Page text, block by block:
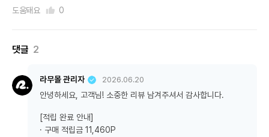
도움돼요 0
댓글 2
라무몰 관리자 2026.06.20
안녕하세요, 고객님! 소중한 리뷰 남겨주셔서 감사합니다.
[적립 완료 안내]
· 구매 적립금 11,460P